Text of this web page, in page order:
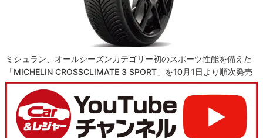
ミシュラン、オールシーズンカテゴリー初のスポーツ性能を備えた
「MICHELIN CROSSCLIMATE 3 SPORT」を10月1日より順次発売